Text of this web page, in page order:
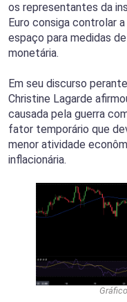
os representantes da
Euro consiga controlar
espaço para medidas
monetária.
Em seu discurso
Christine Lagarde
causada pela guerra
fator temporário que
menor atividade
inflacionária.